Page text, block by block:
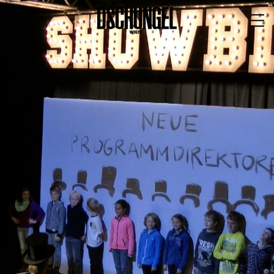
BARRIEREFREI
PROGRAMM
Vorstellungen
Festivals
Wild & Schön Festival
Gastspiele
Extras
Available for Touring
Archiv
MITSPIELEN